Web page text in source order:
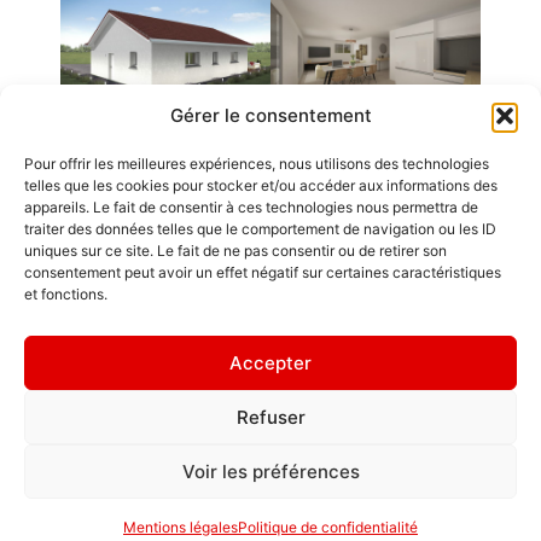
Gérer le consentement
Pour offrir les meilleures expériences, nous utilisons des technologies
telles que les cookies pour stocker et/ou accéder aux informations des
appareils. Le fait de consentir à ces technologies nous permettra de
traiter des données telles que le comportement de navigation ou les ID
uniques sur ce site. Le fait de ne pas consentir ou de retirer son
consentement peut avoir un effet négatif sur certaines caractéristiques
et fonctions.
Accepter
Refuser
Voir les préférences
Mentions légalesPolitique de confidentialité
Emplois
Contact / Accès
Mentions légales
soi vaut mieux
qu’un grand
chez les autres.
"
Politique de
GDL Construction
6, Rue des
ZA La Croix de